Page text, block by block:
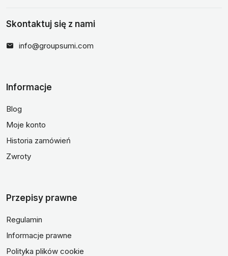
Skontaktuj się z nami
info@groupsumi.com
Informacje
Blog
Moje konto
Historia zamówień
Zwroty
Przepisy prawne
Regulamin
Informacje prawne
Polityka plików cookie